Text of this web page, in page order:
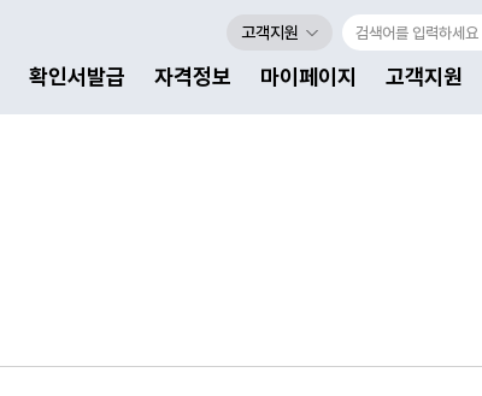
확인서발급 자격정보 마이페이지 고객지원
고객지원